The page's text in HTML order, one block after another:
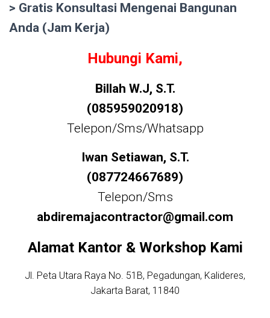
> Gratis Konsultasi Mengenai Bangunan
Anda (Jam Kerja)
Hubungi Kami,
Billah W.J, S.T.
(085959020918)
Telepon/Sms/Whatsapp
Iwan Setiawan, S.T.
(087724667689)
Telepon/Sms
abdiremajacontractor@gmail.com
Alamat Kantor & Workshop Kami
Jl. Peta Utara Raya No. 51B, Pegadungan, Kalideres,
Jakarta Barat, 11840